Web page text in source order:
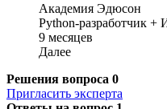
Академия Эдюсон
Python-разработчик +
9 месяцев
Далее
Решения вопроса 0
Пригласить эксперта